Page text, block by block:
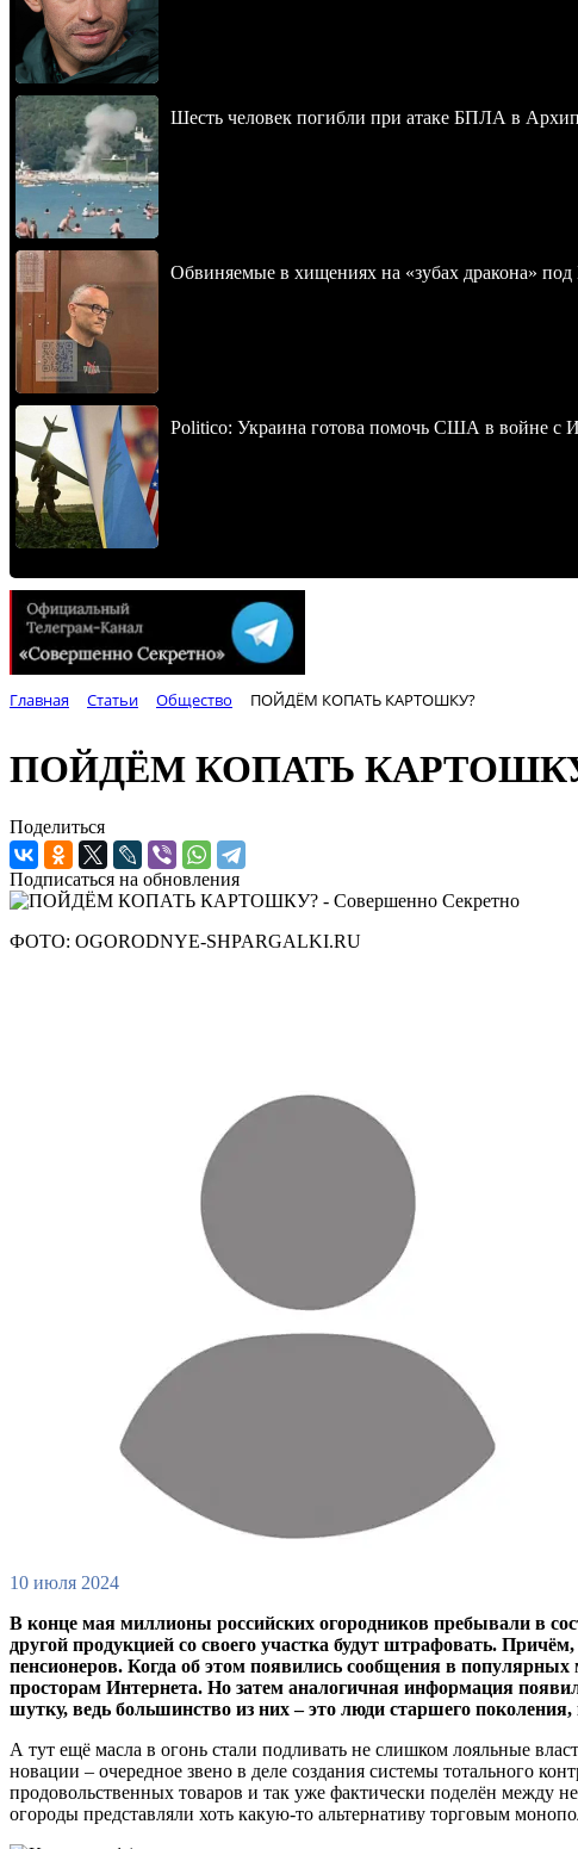
Шесть человек погибли при атаке БПЛА в
Обвиняемые в хищениях на «зубах дракона»
Politico: Украина готова помочь США в войне с
Главная Статьи Общество ПОЙДЁМ КОПАТЬ КАРТОШКУ?
ПОЙДЁМ КОПАТЬ
Поделиться
Подписаться на обновления
ФОТО: OGORODNYE-SHPARGALKI.RU
10 июля 2024
В конце мая миллионы российских огородников пребывали в
другой продукцией со своего участка будут штрафовать.
пенсионеров. Когда об этом появились сообщения в
просторам Интернета. Но затем аналогичная информация
шутку, ведь большинство из них – это люди старшего
А тут ещё масла в огонь стали подливать не слишком лояльные
новации – очередное звено в деле создания системы тотального
продовольственных товаров и так уже фактически поделён между
огороды представляли хоть какую-то альтернативу торговым